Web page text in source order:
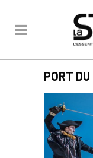
PORT